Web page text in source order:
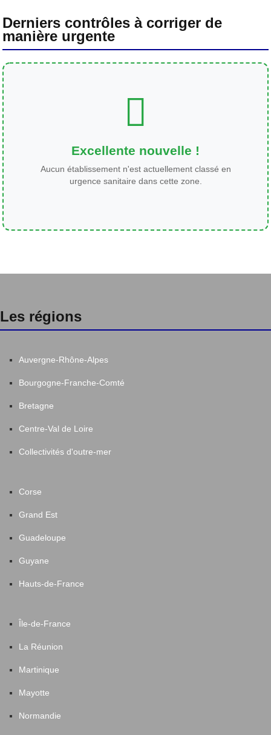
Derniers contrôles à corriger de
manière urgente
Excellente nouvelle !
Aucun établissement n'est actuellement classé en
urgence sanitaire dans cette zone.
Les régions
Auvergne-Rhône-Alpes
Bourgogne-Franche-Comté
Bretagne
Centre-Val de Loire
Collectivités d'outre-mer
Corse
Grand Est
Guadeloupe
Guyane
Hauts-de-France
Île-de-France
La Réunion
Martinique
Mayotte
Normandie